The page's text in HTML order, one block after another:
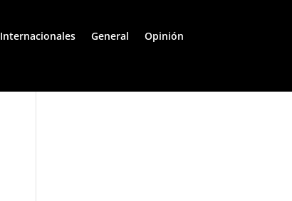
Internacionales General Opinión